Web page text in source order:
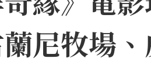
尼牧場